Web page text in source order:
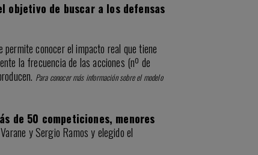
de buscar a los defensas
conocer el impacto real que tiene
la frecuencia de las acciones (nº de
Para conocer más información sobre el modelo
de 50 competiciones, menores
y Sergio Ramos y elegido el